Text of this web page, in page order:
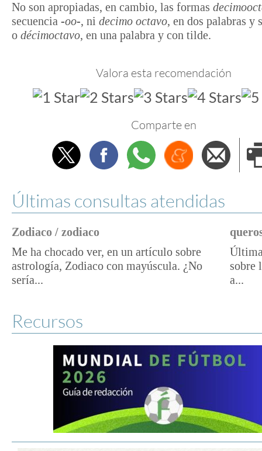
No son apropiadas, en cambio, las formas
secuencia -oo-, ni decimo octavo, en dos palabras y
o décimoctavo, en una palabra y con tilde.
Valora esta recomendación
Comparte en
TwitterFacebookWhatsappMenéame
Últimas consultas atendidas
Zodiaco / zodiaco
Me ha chocado ver, en un artículo sobre
astrología, Zodiaco con mayúscula. ¿No
sería...
sobre
a...
Recursos